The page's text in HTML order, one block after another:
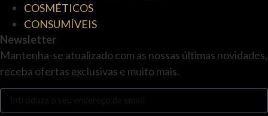
COSMÉTICOS
CONSUMÍVEIS
Newsletter
Mantenha-se atualizado com as nossas últimas novidades,
receba ofertas exclusivas e muito mais.